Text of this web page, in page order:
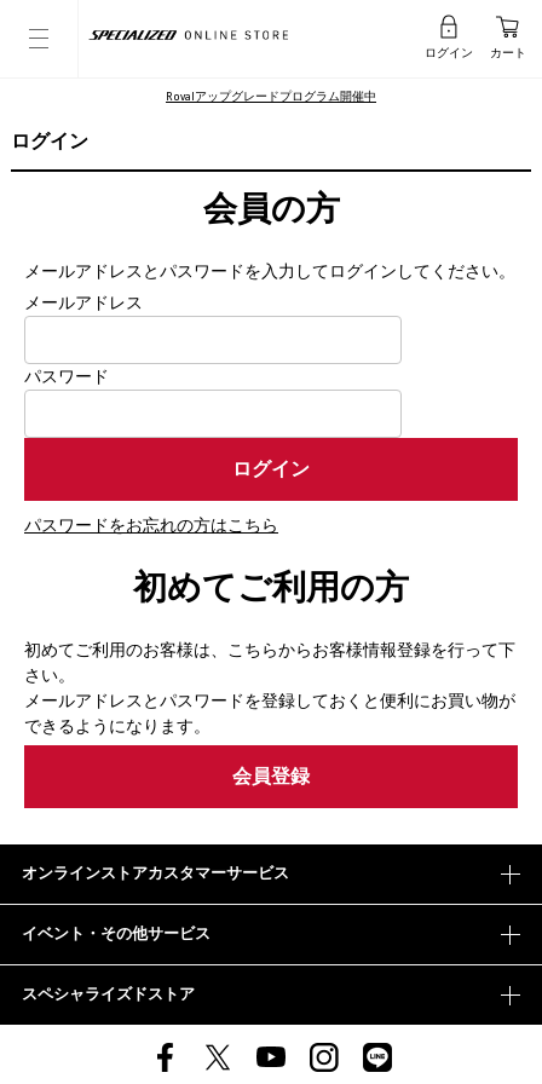
ログイン カート
Rovalアップグレードプログラム開催中
ログイン
会員の方
メールアドレスとパスワードを入力してログインしてください。
メールアドレス
パスワード
パスワードをお忘れの方はこちら
初めてご利用の方
初めてご利用のお客様は、こちらからお客様情報登録を行って下
さい。
メールアドレスとパスワードを登録しておくと便利にお買い物が
できるようになります。
オンラインストアカスタマーサービス
イベント・その他サービス
スペシャライズドストア